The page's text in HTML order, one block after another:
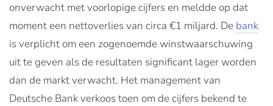
onverwacht met voorlopige cijfers en meldde op dat
moment een nettoverlies van circa €1 miljard. De bank
is verplicht om een zogenoemde winstwaarschuwing
uit te geven als de resultaten significant lager worden
dan de markt verwacht. Het management van
Deutsche Bank verkoos toen om de cijfers bekend te